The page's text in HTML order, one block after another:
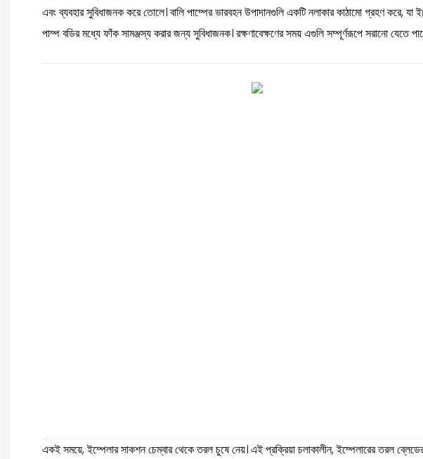
এবং ব্যবহার সুবিধাজনক করে তোলে। বালি পাম্পের ভারবহন উপাদানগুলি একটি নলাকার কাঠামো গ্রহণ করে, যা
পাম্প বডির মধ্যে ফাঁক সামঞ্জস্য করার জন্য সুবিধাজনক। রক্ষণাবেক্ষণের সময় এগুলি সম্পূর্ণরূপে সরানো যেতে
একই সময়ে, ইম্পেলার সাকশন চেম্বার থেকে তরল চুষে নেয়। এই প্রক্রিয়া চলাকালীন, ইম্পেলারের তরল